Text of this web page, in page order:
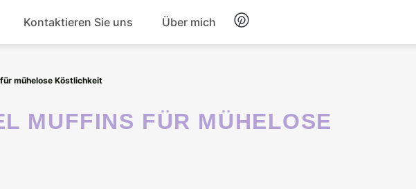
Kontaktieren Sie uns Über mich
mühelose Köstlichkeit